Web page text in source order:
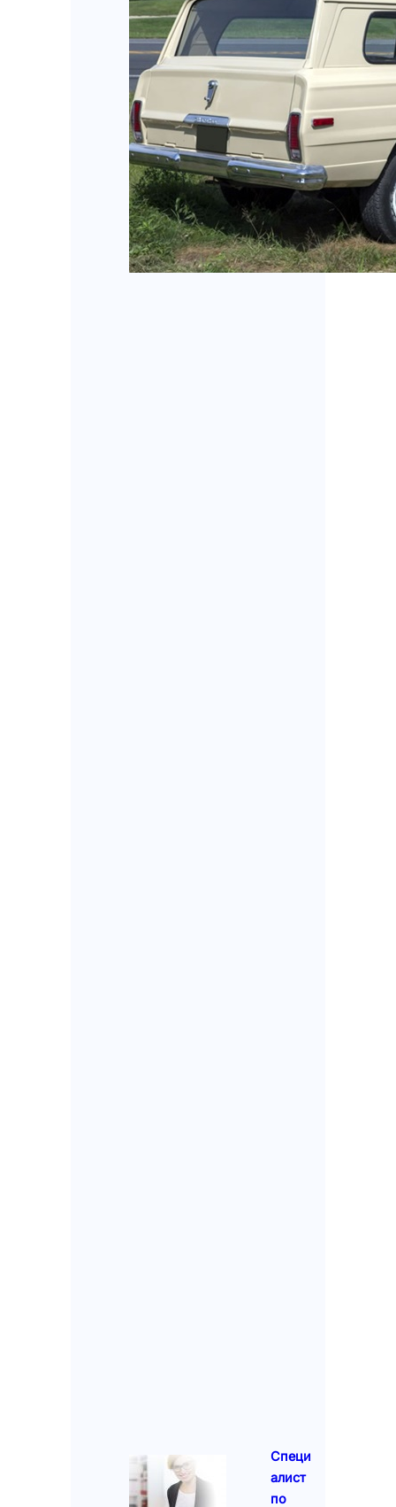
Специ
алист
по